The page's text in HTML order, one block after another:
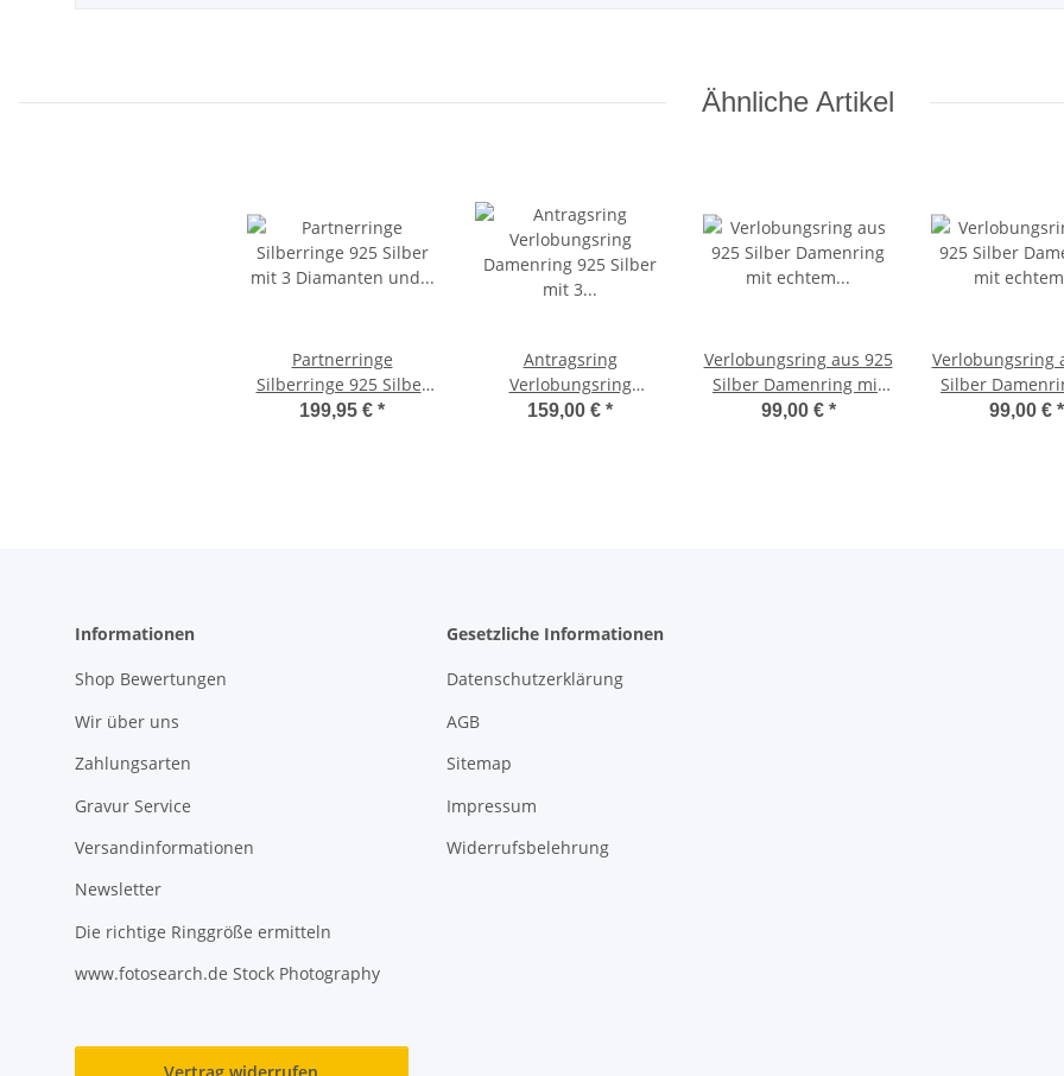
Ähnliche Artikel
Partnerringe
Silberringe 925 Silber
mit 3 Diamanten und
199,95 € *
Antragsring
Verlobungsring
Damenring 925 Silber
159,00 € *
Verlobungsring aus 925
Silber Damenring mit
echtem Diamant und
99,00 € *
Verlobungsring
Silber
echtem Diamant
99,00 € *
Informationen
Shop Bewertungen
Wir über uns
Zahlungsarten
Gravur Service
Versandinformationen
Newsletter
Die richtige Ringgröße ermitteln
www.fotosearch.de Stock Photography
Gesetzliche Informationen
Datenschutzerklärung
AGB
Sitemap
Impressum
Widerrufsbelehrung